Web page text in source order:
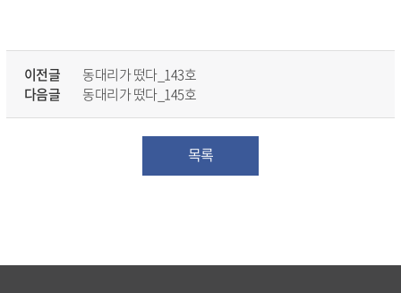
이전글
동대리가 떴다_143호
다음글
동대리가 떴다_145호
목록